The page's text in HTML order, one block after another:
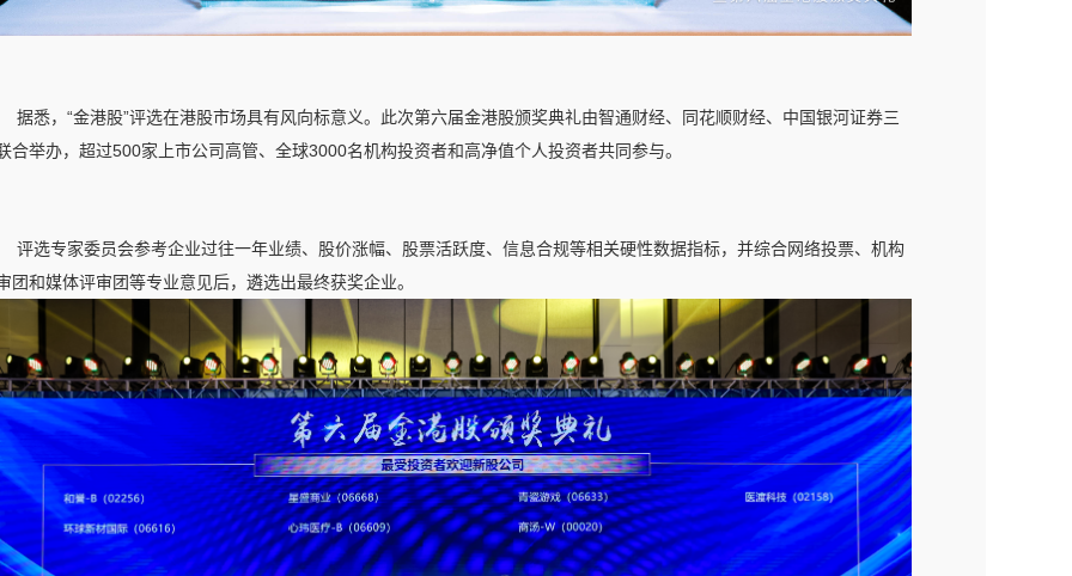
据悉，“金港股”评选在港股市场具有风向标意义。此次第六届金港股颁奖典礼由智通财经、同花顺财经、中国银河证券三
合举办，超过500家上市公司高管、全球3000名机构投资者和高净值个人投资者共同参与。
评选专家委员会参考企业过往一年业绩、股价涨幅、股票活跃度、信息合规等相关硬性数据指标，并综合网络投票、机构
团和媒体评审团等专业意见后，遴选出最终获奖企业。